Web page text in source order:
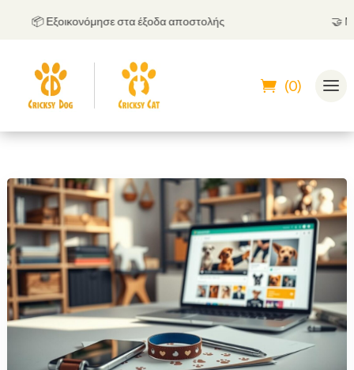
📦 Εξοικονόμησε στα έξοδα αποστολής
(0)